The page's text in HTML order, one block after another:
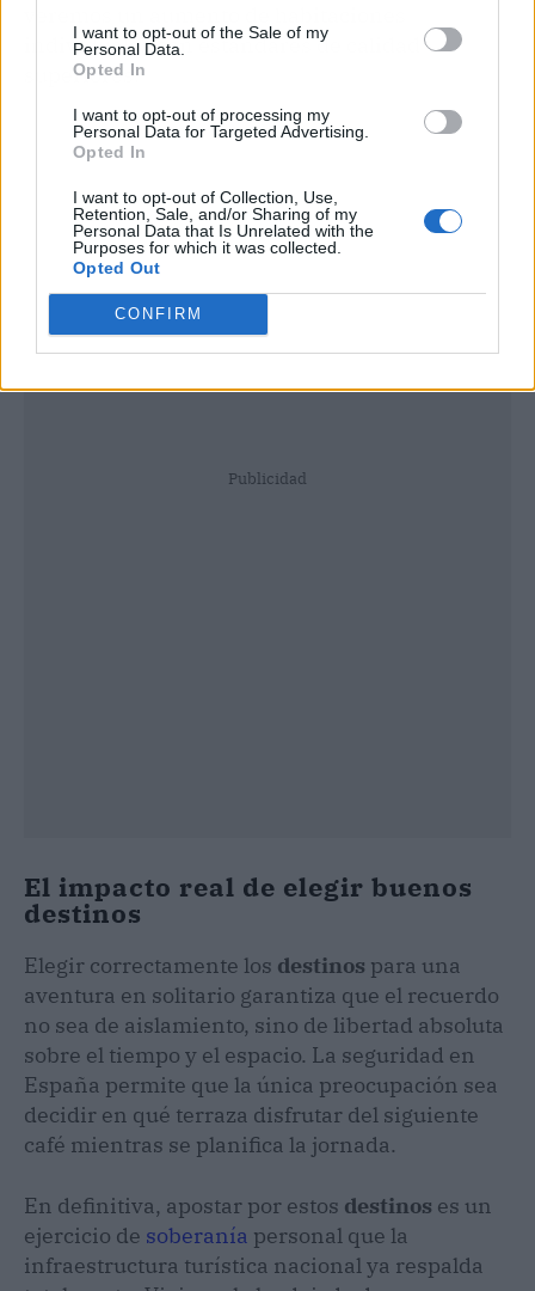
I want to opt-out of the Sale of my
Personal Data.
Opted In
I want to opt-out of processing my
Personal Data for Targeted Advertising.
Opted In
I want to opt-out of Collection, Use,
Retention, Sale, and/or Sharing of my
Personal Data that Is Unrelated with the
Purposes for which it was collected.
Opted Out
CONFIRM
individuales con estándares de calidad
superiores.
Publicidad
El impacto real de elegir buenos
destinos
Elegir correctamente los destinos para una
aventura en solitario garantiza que el recuerdo
no sea de aislamiento, sino de libertad absoluta
sobre el tiempo y el espacio. La seguridad en
España permite que la única preocupación sea
decidir en qué terraza disfrutar del siguiente
café mientras se planifica la jornada.
En definitiva, apostar por estos destinos es un
ejercicio de soberanía personal que la
infraestructura turística nacional ya respalda